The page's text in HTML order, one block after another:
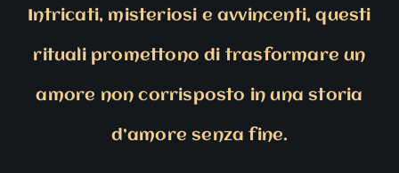
Intricati, misteriosi e avvincenti, questi
rituali promettono di trasformare un
amore non corrisposto in una storia
d’amore senza fine.